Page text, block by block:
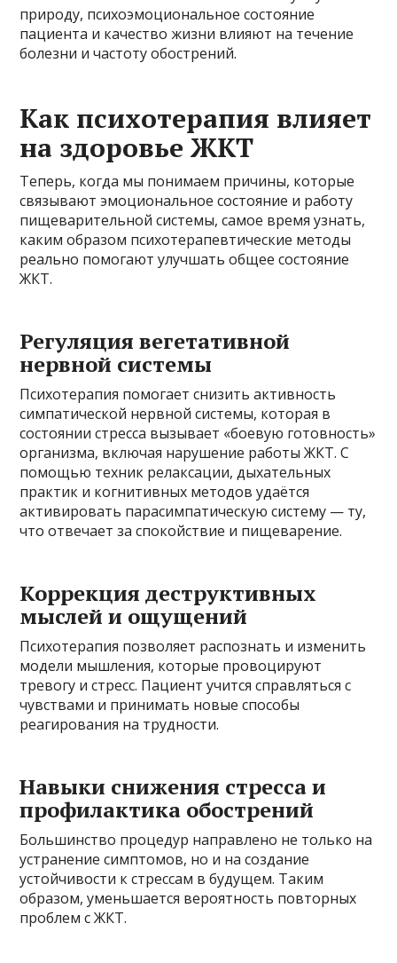
природу, психоэмоциональное состояние
пациента и качество жизни влияют на течение
болезни и частоту обострений.
Как психотерапия влияет
на здоровье ЖКТ
Теперь, когда мы понимаем причины, которые
связывают эмоциональное состояние и работу
пищеварительной системы, самое время узнать,
каким образом психотерапевтические методы
реально помогают улучшать общее состояние
ЖКТ.
Регуляция вегетативной
нервной системы
Психотерапия помогает снизить активность
симпатической нервной системы, которая в
состоянии стресса вызывает «боевую готовность»
организма, включая нарушение работы ЖКТ. С
помощью техник релаксации, дыхательных
практик и когнитивных методов удаётся
активировать парасимпатическую систему — ту,
что отвечает за спокойствие и пищеварение.
Коррекция деструктивных
мыслей и ощущений
Психотерапия позволяет распознать и изменить
модели мышления, которые провоцируют
тревогу и стресс. Пациент учится справляться с
чувствами и принимать новые способы
реагирования на трудности.
Навыки снижения стресса и
профилактика обострений
Большинство процедур направлено не только на
устранение симптомов, но и на создание
устойчивости к стрессам в будущем. Таким
образом, уменьшается вероятность повторных
проблем с ЖКТ.